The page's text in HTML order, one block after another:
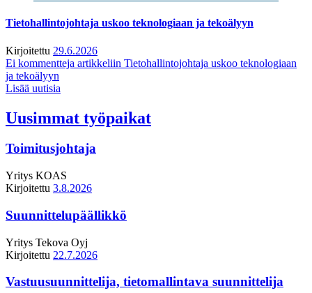
Tietohallintojohtaja uskoo teknologiaan ja tekoälyyn
Kirjoitettu 29.6.2026
Ei kommentteja artikkeliin Tietohallintojohtaja uskoo teknologiaan
ja tekoälyyn
Lisää uutisia
Uusimmat työpaikat
Toimitusjohtaja
Yritys KOAS
Kirjoitettu 3.8.2026
Suunnittelupäällikkö
Yritys Tekova Oyj
Kirjoitettu 22.7.2026
Vastuusuunnittelija, tietomallintava suunnittelija